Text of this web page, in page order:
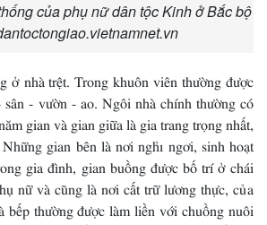
của phụ nữ dân tộc Kinh ở Bắc bộ
ở nhà trệt. Trong khuôn viên thường được
- vườn - ao. Ngôi nhà chính thường có
gian và gian giữa là gia trang trọng nhất,
gian bên là nơi nghỉ ngơi, sinh hoạt
gia đình, gian buồng được bố trí ở chái
nữ và cũng là nơi cất trữ lương thực, của
bếp thường được làm liền với chuồng nuôi